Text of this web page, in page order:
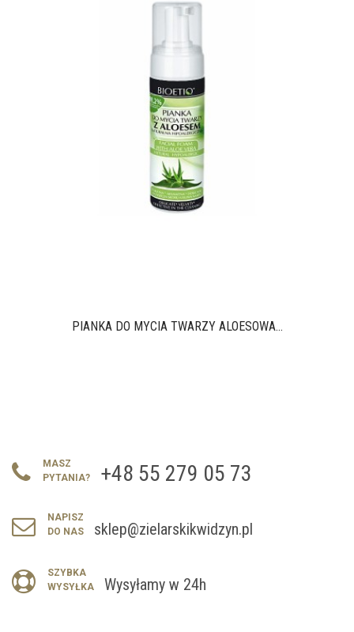
PIANKA DO MYCIA TWARZY ALOESOWA...
MASZ
PYTANIA?
+48 55 279 05 73
NAPISZ
DO NAS
sklep@zielarskikwidzyn.pl
SZYBKA
WYSYŁKA
Wysyłamy w 24h